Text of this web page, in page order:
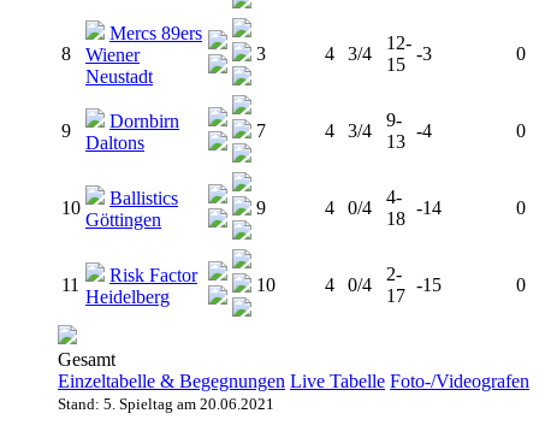
8
Mercs 89ers
Wiener
Neustadt
3 4 3/4
12-
15
-3 0
9
Dornbirn
Daltons
7 4 3/4
9-
13
-4 0
10
Ballistics
Göttingen
9 4 0/4
4-
18
-14 0
11
Risk Factor
Heidelberg
10 4 0/4
2-
17
-15 0
Gesamt
Einzeltabelle & Begegnungen Live Tabelle Foto-/Videografen
Stand: 5. Spieltag am 20.06.2021